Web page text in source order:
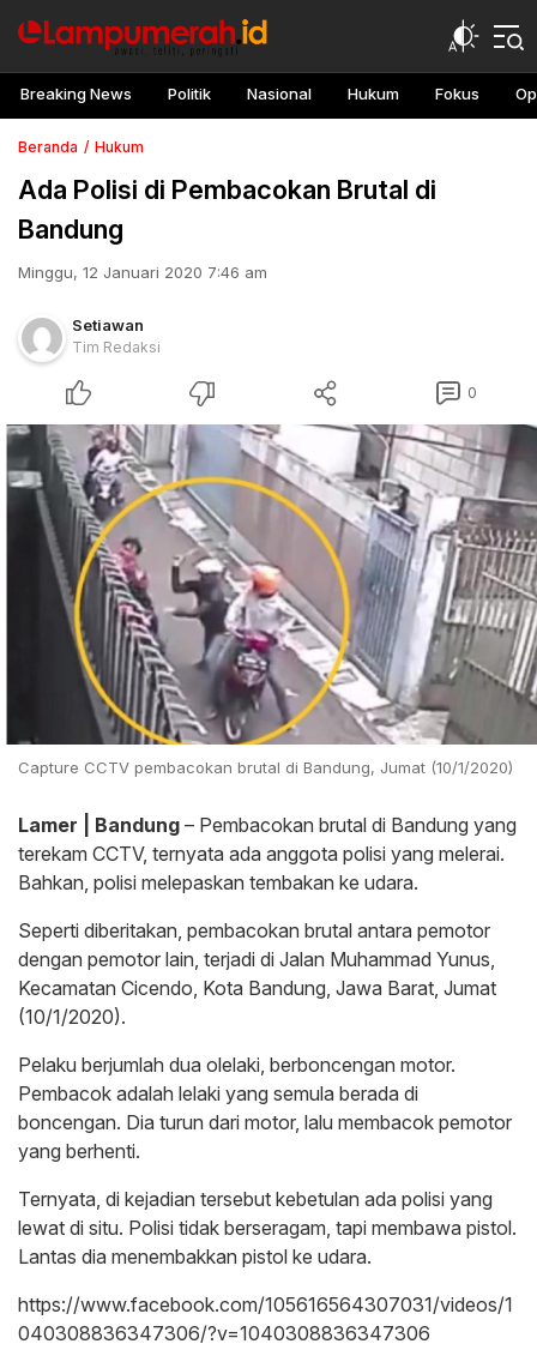
Breaking News Politik Nasional Hukum Fokus
Beranda Hukum
Ada Polisi di Pembacokan Brutal di
Bandung
Minggu, 12 Januari 2020 7:46 am
Setiawan
Tim Redaksi
0
Capture CCTV pembacokan brutal di Bandung, Jumat (10/1/2020)
Lamer | Bandung – Pembacokan brutal di Bandung yang
terekam CCTV, ternyata ada anggota polisi yang melerai.
Bahkan, polisi melepaskan tembakan ke udara.
Seperti diberitakan, pembacokan brutal antara pemotor
dengan pemotor lain, terjadi di Jalan Muhammad Yunus,
Kecamatan Cicendo, Kota Bandung, Jawa Barat, Jumat
(10/1/2020).
Pelaku berjumlah dua olelaki, berboncengan motor.
Pembacok adalah lelaki yang semula berada di
boncengan. Dia turun dari motor, lalu membacok pemotor
yang berhenti.
Ternyata, di kejadian tersebut kebetulan ada polisi yang
lewat di situ. Polisi tidak berseragam, tapi membawa pistol.
Lantas dia menembakkan pistol ke udara.
https://www.facebook.com/105616564307031/videos/1
040308836347306/?v=1040308836347306